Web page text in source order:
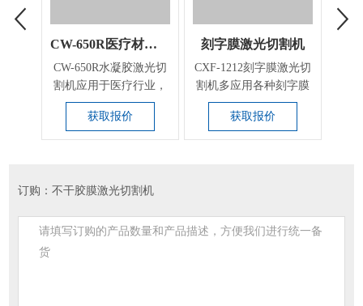
CW-650R医疗材料激光切割机
CW-650R水凝胶激光切
割机应用于医疗行业，
如水凝胶切割、退热...
获取报价
刻字膜激光切割机
CXF-1212刻字膜激光切
割机多应用各种刻字膜
切割，如：PU弹性...
获取报价
订购：不干胶膜激光切割机